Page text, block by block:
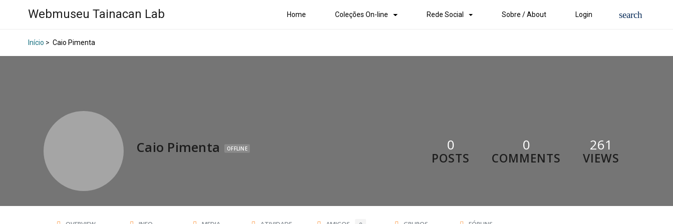
Webmuseu Tainacan Lab Home Coleções On-line Rede Social Sobre / About Login
Início > Caio Pimenta
Caio Pimenta OFFLINE 0
POSTS
0
COMMENTS
261
VIEWS